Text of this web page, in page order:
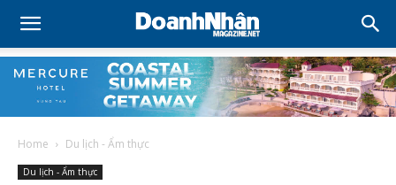
Home Du lịch - Ẩm thực
Du lịch - Ẩm thực